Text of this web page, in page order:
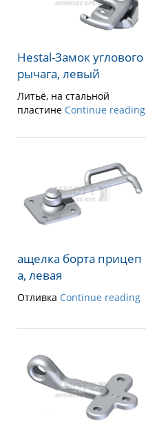
Hestal-Замок углового
рычага, левый
Литьё, на стальной
пластине Continue reading
ащелка борта прицеп
а, левая
Отливка Continue reading